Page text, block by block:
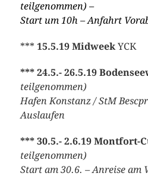
teilgenommen) –
Start um 10h – Anfahrt
*** 15.5.19 MidweekYCK
*** 24.5.- 26.5.19
teilgenommen)
Hafen Konstanz / StM
Auslaufen
*** 30.5.- 2.6.19 Montfort-
teilgenommen)
Start am 30.6. – Anreise am